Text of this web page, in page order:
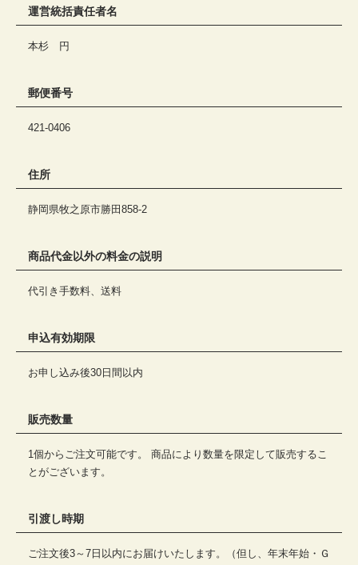
運営統括責任者名
本杉 円
郵便番号
421-0406
住所
静岡県牧之原市勝田858-2
商品代金以外の料金の説明
代引き手数料、送料
申込有効期限
お申し込み後30日間以内
販売数量
1個からご注文可能です。 商品により数量を限定して販売するこ
とがございます。
引渡し時期
ご注文後3～7日以内にお届けいたします。（但し、年末年始・Ｇ